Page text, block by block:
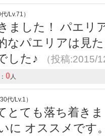
/Lv.71）
ました！ パエリ
なパエリアは見
した♪
（投稿
0 人
代/Lv.1）
とても落ち着き
に オススメです